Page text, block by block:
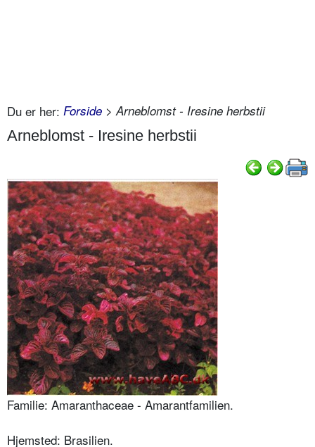
Du er her: Forside > Arneblomst - Iresine herbstii
Arneblomst - Iresine herbstii
Familie: Amaranthaceae - Amarantfamilien.
Hjemsted: Brasilien.